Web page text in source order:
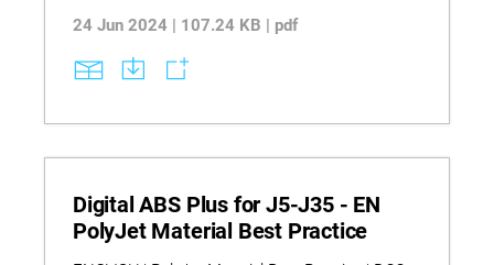
24 Jun 2024 | 107.24 KB | pdf
Digital ABS Plus for J5-J35 - EN
PolyJet Material Best Practice